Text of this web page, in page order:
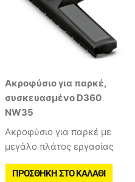
Ακροφύσιο για παρκέ,
συσκευασμένο D360
NW35
Ακροφύσιο για παρκέ με
μεγάλο πλάτος εργασίας
ΠΡΟΣΘΉΚΗ ΣΤΟ ΚΑΛΆΘΙ